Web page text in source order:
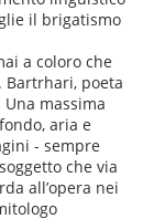
il brigatismo
a coloro che
Bartrhari, poeta
massima
aria e
- sempre
che via
all’opera nei